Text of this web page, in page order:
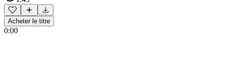
Acheter le titre
0:00